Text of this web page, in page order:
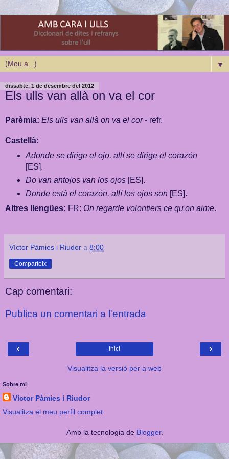
▼
dissabte, 1 de desembre del 2012
Els ulls van allà on va el cor
Parèmia: Els ulls van allà on va el cor- refr.
Castellà:
Adonde se dirige el ojo, allí se dirige el corazón
[ES].
Do van antojos van los ojos[ES].
Donde está el corazón, allí los ojos son[ES].
Altres llengües: FR: On regarde volontiers ce qu'on aime.
Víctor Pàmies i Riudor a 8:00
Comparteix
Cap comentari:
Publica un comentari a l'entrada
‹ ›
Inici
Visualitza la versió per a web
Sobre mi
Víctor Pàmies i Riudor
Visualitza el meu perfil complet
Amb la tecnologia de Blogger.